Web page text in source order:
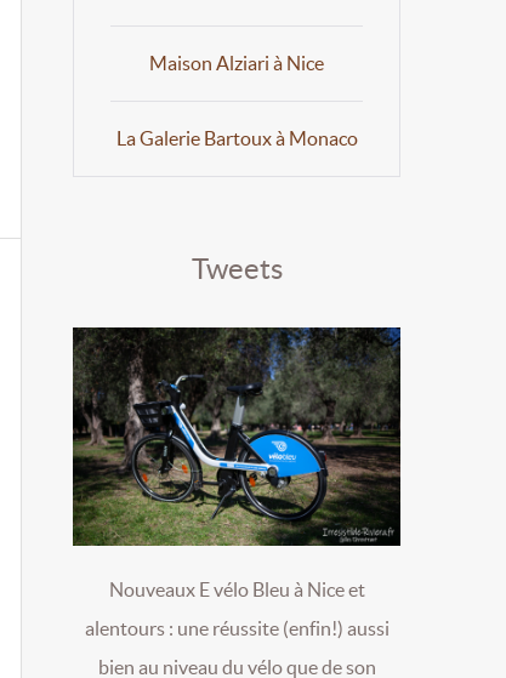
Maison Alziari à Nice
La Galerie Bartoux à Monaco
Tweets
Nouveaux E vélo Bleu à Nice et
alentours : une réussite (enfin!) aussi
bien au niveau du vélo que de son